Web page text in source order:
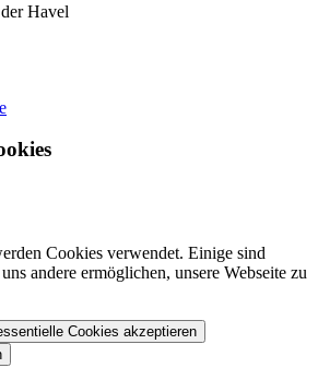
Havel
Cookies verwendet. Einige sind
andere ermöglichen, unsere Webseite zu
Cookies akzeptieren